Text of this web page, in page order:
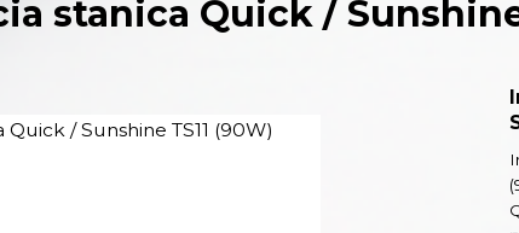
stanica Quick / Sunshine